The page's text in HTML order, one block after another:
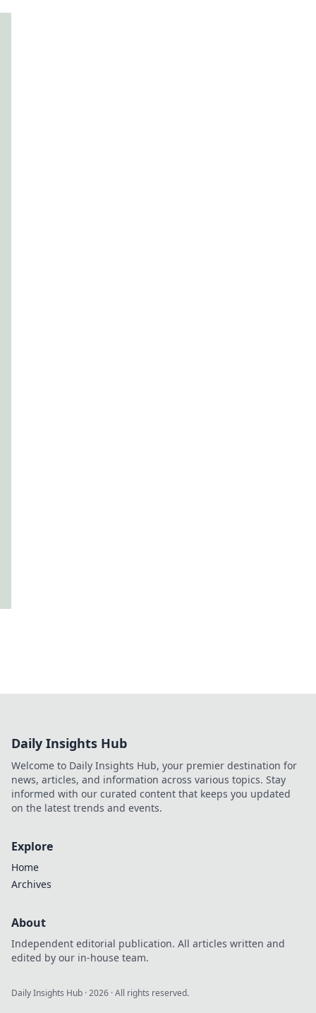
Daily Insights Hub
Welcome to Daily Insights Hub, your premier destination for
news, articles, and information across various topics. Stay
informed with our curated content that keeps you updated
on the latest trends and events.
Explore
Home
Archives
About
Independent editorial publication. All articles written and
edited by our in-house team.
Daily Insights Hub ·2026 · All rights reserved.